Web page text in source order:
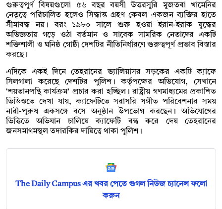
গুরুত্বপূর্ণ বিষয়গুলো ৫৬ বছর বয়সী উত্তরসূরি মুজতবা খামেনির
নেতৃত্বে পরিচালিত হলেও সিদ্ধান্ত গ্রহণ কেবল একজন ব্যক্তির হাতে
সীমাবদ্ধ নয়। বরং ১৯৮০ সালে শুরু হওয়া ইরান-ইরাক যুদ্ধের
অভিজ্ঞতায় গড়ে ওঠা বর্তমান ও সাবেক সামরিক নেতাদের একটি
শক্তিশালী ও ঘনিষ্ঠ গোষ্ঠী দেশটির নীতিনির্ধারণে গুরুত্বপূর্ণ প্রভাব বিস্তার
করছে।
এদিকে একই দিনে তেহরানের ভ্যালিয়াসর সড়কের একটি ক্যাফে
সিলগালা করেছে দেশটির পুলিশ। কর্তৃপক্ষের অভিযোগ, সেখানে
‘শয়তানপন্থি কার্যক্রম’ প্রচার করা হচ্ছিল। রাষ্ট্রীয় গণমাধ্যমের প্রকাশিত
ভিডিওতে দেখা যায়, ক্যাফেটিতে সরাসরি সঙ্গীত পরিবেশনার সময়
নারী-পুরুষ একসঙ্গে বসে অনুষ্ঠান উপভোগ করছেন। অভিযোগের
ভিত্তিতে অভিযান চালিয়ে ক্যাফেটি বন্ধ করে দেয় তেহরানের
জনসমাগমস্থল তদারকির দায়িত্বে থাকা পুলিশ।
The Daily Campus এর খবর পেতে গুগল নিউজ চ্যানেল ফলো
করুন